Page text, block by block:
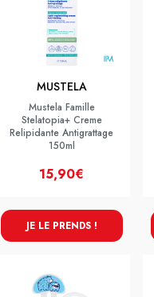
MUSTELA
Mustela Famille
Stelatopia+ Creme
Relipidante Antigrattage
150ml
15,90€
JE LE PRENDS !